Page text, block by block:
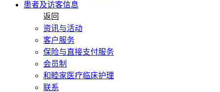
患者及访客信息
返回
资讯与活动
客户服务
保险与直接支付服务
会员制
和睦家医疗临床护理
联系